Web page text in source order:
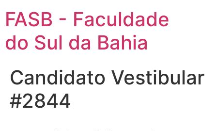
FASB - Faculdade
do Sul da Bahia
Candidato Vestibular
#2844